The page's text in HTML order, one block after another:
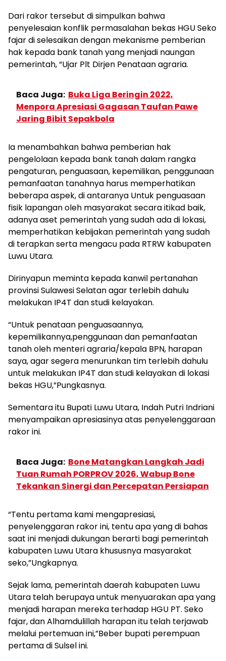
Dari rakor tersebut di simpulkan bahwa
penyelesaian konflik permasalahan bekas HGU Seko
fajar di selesaikan dengan mekanisme pemberian
hak kepada bank tanah yang menjadi naungan
pemerintah, “Ujar Plt Dirjen Penataan agraria.
Baca Juga: Buka Liga Beringin 2022,
Menpora Apresiasi Gagasan Taufan Pawe
Jaring Bibit Sepakbola
Ia menambahkan bahwa pemberian hak
pengelolaan kepada bank tanah dalam rangka
pengaturan, penguasaan, kepemilikan, penggunaan
pemanfaatan tanahnya harus memperhatikan
beberapa aspek, di antaranya Untuk penguasaan
fisik lapangan oleh masyarakat secara itikad baik,
adanya aset pemerintah yang sudah ada di lokasi,
memperhatikan kebijakan pemerintah yang sudah
di terapkan serta mengacu pada RTRW kabupaten
Luwu Utara.
Dirinyapun meminta kepada kanwil pertanahan
provinsi Sulawesi Selatan agar terlebih dahulu
melakukan IP4T dan studi kelayakan.
“Untuk penataan penguasaannya,
kepemilikannya,penggunaan dan pemanfaatan
tanah oleh menteri agraria/kepala BPN, harapan
saya, agar segera menurunkan tim terlebih dahulu
untuk melakukan IP4T dan studi kelayakan di lokasi
bekas HGU,”Pungkasnya.
Sementara itu Bupati Luwu Utara, Indah Putri Indriani
menyampaikan apresiasinya atas penyelenggaraan
rakor ini.
Baca Juga: Bone Matangkan Langkah Jadi
Tuan Rumah PORPROV 2026, Wabup Bone
Tekankan Sinergi dan Percepatan Persiapan
“Tentu pertama kami mengapresiasi,
penyelenggaran rakor ini, tentu apa yang di bahas
saat ini menjadi dukungan berarti bagi pemerintah
kabupaten Luwu Utara khususnya masyarakat
seko,”Ungkapnya.
Sejak lama, pemerintah daerah kabupaten Luwu
Utara telah berupaya untuk menyuarakan apa yang
menjadi harapan mereka terhadap HGU PT. Seko
fajar, dan Alhamdulillah harapan itu telah terjawab
melalui pertemuan ini,”Beber bupati perempuan
pertama di Sulsel ini.